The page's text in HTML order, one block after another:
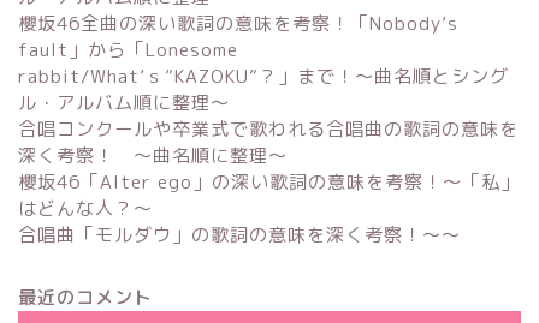
櫻坂46全曲の深い歌詞の意味を考察！「Nobody’s
fault」から「Lonesome
rabbit/What’ｓ”KAZOKU”？」まで！〜曲名順とシング
ル・アルバム順に整理～
合唱コンクールや卒業式で歌われる合唱曲の歌詞の意味を
深く考察！ 〜曲名順に整理〜
櫻坂46「Alter ego」の深い歌詞の意味を考察！〜「私」
はどんな人？～
合唱曲「モルダウ」の歌詞の意味を深く考察！〜〜
最近のコメント